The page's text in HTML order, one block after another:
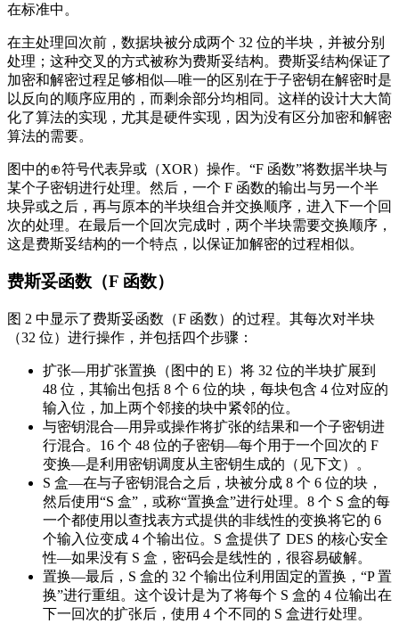
在标准中。
在主处理回次前，数据块被分成两个 32 位的半块，并被分别
处理；这种交叉的方式被称为费斯妥结构。费斯妥结构保证了
加密和解密过程足够相似—唯一的区别在于子密钥在解密时是
以反向的顺序应用的，而剩余部分均相同。这样的设计大大简
化了算法的实现，尤其是硬件实现，因为没有区分加密和解密
算法的需要。
图中的⊕符号代表异或（XOR）操作。“F 函数”将数据半块与
某个子密钥进行处理。然后，一个 F 函数的输出与另一个半
块异或之后，再与原本的半块组合并交换顺序，进入下一个回
次的处理。在最后一个回次完成时，两个半块需要交换顺序，
这是费斯妥结构的一个特点，以保证加解密的过程相似。
费斯妥函数（F 函数）
图 2 中显示了费斯妥函数（F 函数）的过程。其每次对半块
（32 位）进行操作，并包括四个步骤：
扩张—用扩张置换（图中的 E）将 32 位的半块扩展到
48 位，其输出包括 8 个 6 位的块，每块包含 4 位对应的
输入位，加上两个邻接的块中紧邻的位。
与密钥混合—用异或操作将扩张的结果和一个子密钥进
行混合。16 个 48 位的子密钥—每个用于一个回次的 F
变换—是利用密钥调度从主密钥生成的（见下文）。
S 盒—在与子密钥混合之后，块被分成 8 个 6 位的块，
然后使用“S 盒”，或称“置换盒”进行处理。8 个 S 盒的每
一个都使用以查找表方式提供的非线性的变换将它的 6
个输入位变成 4 个输出位。S 盒提供了 DES 的核心安全
性—如果没有 S 盒，密码会是线性的，很容易破解。
置换—最后，S 盒的 32 个输出位利用固定的置换，“P 置
换”进行重组。这个设计是为了将每个 S 盒的 4 位输出在
下一回次的扩张后，使用 4 个不同的 S 盒进行处理。